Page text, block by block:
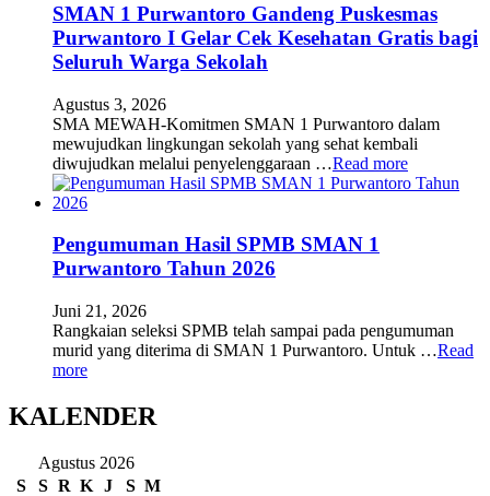
SMAN 1 Purwantoro Gandeng Puskesmas
Purwantoro I Gelar Cek Kesehatan Gratis bagi
Seluruh Warga Sekolah
Agustus 3, 2026
SMA MEWAH-Komitmen SMAN 1 Purwantoro dalam
mewujudkan lingkungan sekolah yang sehat kembali
diwujudkan melalui penyelenggaraan …Read more
Pengumuman Hasil SPMB SMAN 1
Purwantoro Tahun 2026
Juni 21, 2026
Rangkaian seleksi SPMB telah sampai pada pengumuman
murid yang diterima di SMAN 1 Purwantoro. Untuk …Read
more
KALENDER
Agustus 2026
S
S R K J S M